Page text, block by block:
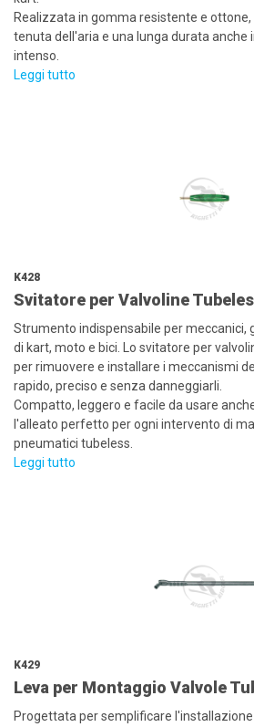
Realizzata in gomma resistente e
tenuta dell'aria e una lunga durata anche
intenso.
Leggi tutto
K428
Svitatore per Valvoline
Strumento indispensabile per meccanici,
di kart, moto e bici. Lo svitatore per
per rimuovere e installare i meccanismi
rapido, preciso e senza danneggiarli.
Compatto, leggero e facile da usare
l'alleato perfetto per ogni intervento di
pneumatici tubeless.
Leggi tutto
K429
Leva per Montaggio Valvole
Progettata per semplificare